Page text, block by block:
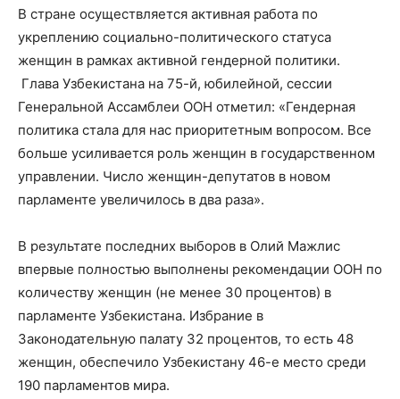
В стране осуществляется активная работа по
укреплению социально-политического статуса
женщин в рамках активной гендерной политики.
Глава Узбекистана на 75-й, юбилейной, сессии
Генеральной Ассамблеи ООН отметил: «Гендерная
политика стала для нас приоритетным вопросом. Все
больше усиливается роль женщин в государственном
управлении. Число женщин-депутатов в новом
парламенте увеличилось в два раза».
В результате последних выборов в Олий Мажлис
впервые полностью выполнены рекомендации ООН по
количеству женщин (не менее 30 процентов) в
парламенте Узбекистана. Избрание в
Законодательную палату 32 процентов, то есть 48
женщин, обеспечило Узбекистану 46-е место среди
190 парламентов мира.